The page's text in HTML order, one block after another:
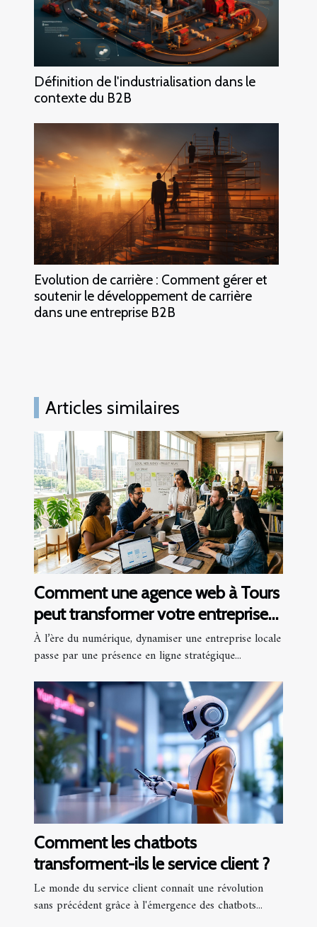
Définition de l'industrialisation dans le
contexte du B2B
Evolution de carrière : Comment gérer et
soutenir le développement de carrière
dans une entreprise B2B
Articles similaires
Comment une agence web à Tours
peut transformer votre entreprise
locale
À l’ère du numérique, dynamiser une entreprise locale
passe par une présence en ligne stratégique...
Comment les chatbots
transforment-ils le service client ?
Le monde du service client connaît une révolution
sans précédent grâce à l'émergence des chatbots...